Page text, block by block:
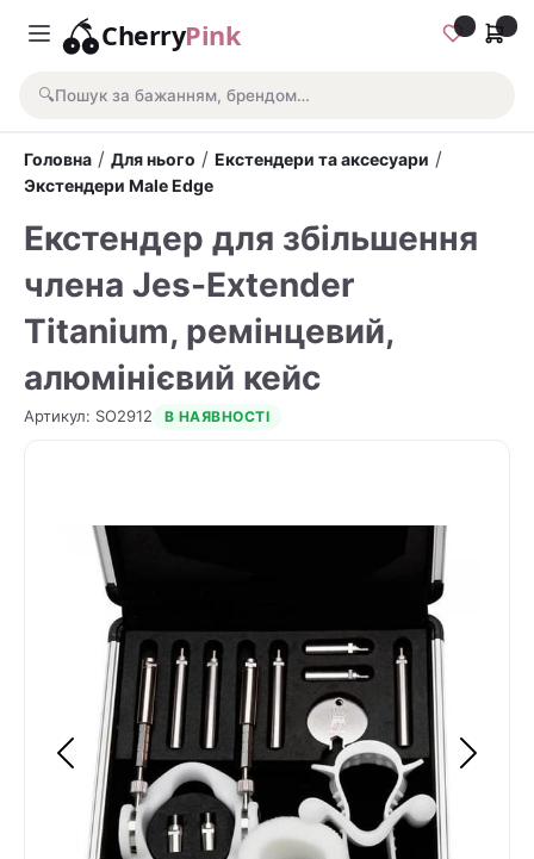
CherryPink
🔍Пошук за бажанням, брендом…
Головна / Для нього / Екстендери та аксесуари /
Экстендери Male Edge
Екстендер для збільшення
члена Jes-Extender
Titanium, ремінцевий,
алюмінієвий кейс
Артикул: SO2912 В НАЯВНОСТІ